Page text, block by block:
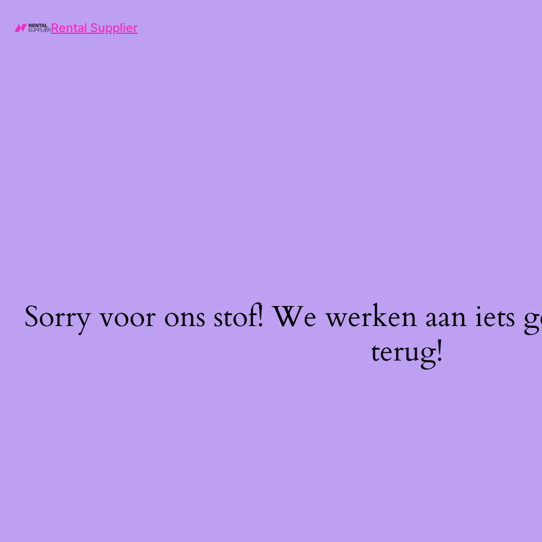
Rental Supplier
Sorry voor ons stof! We werken aan iets
terug!